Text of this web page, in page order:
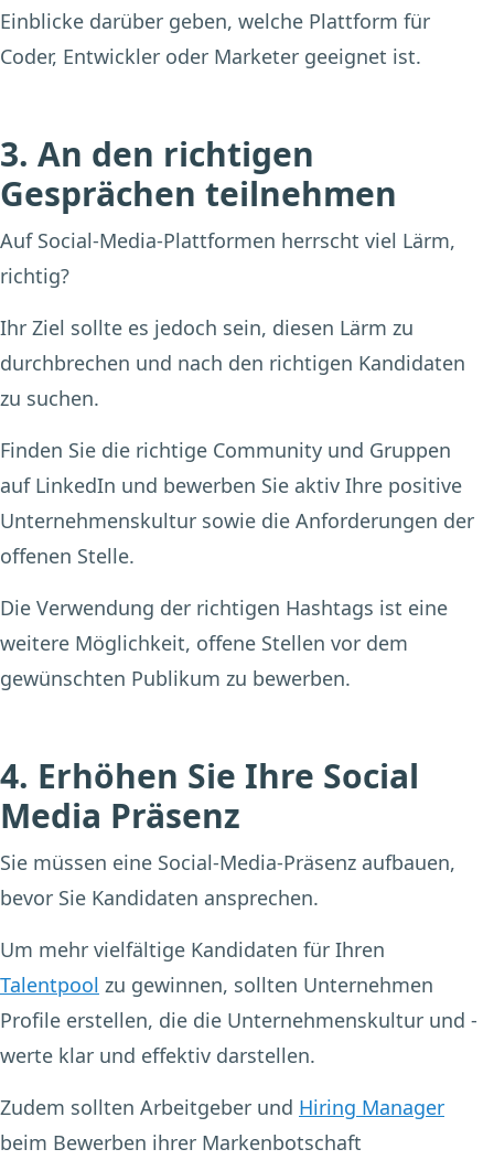
Einblicke darüber geben, welche Plattform für
Coder, Entwickler oder Marketer geeignet ist.
3. An den richtigen
Gesprächen teilnehmen
Auf Social-Media-Plattformen herrscht viel Lärm,
richtig?
Ihr Ziel sollte es jedoch sein, diesen Lärm zu
durchbrechen und nach den richtigen Kandidaten
zu suchen.
Finden Sie die richtige Community und Gruppen
auf LinkedIn und bewerben Sie aktiv Ihre positive
Unternehmenskultur sowie die Anforderungen der
offenen Stelle.
Die Verwendung der richtigen Hashtags ist eine
weitere Möglichkeit, offene Stellen vor dem
gewünschten Publikum zu bewerben.
4. Erhöhen Sie Ihre Social
Media Präsenz
Sie müssen eine Social-Media-Präsenz aufbauen,
bevor Sie Kandidaten ansprechen.
Um mehr vielfältige Kandidaten für Ihren
Talentpool zu gewinnen, sollten Unternehmen
Profile erstellen, die die Unternehmenskultur und -
werte klar und effektiv darstellen.
Zudem sollten Arbeitgeber und Hiring Manager
beim Bewerben ihrer Markenbotschaft